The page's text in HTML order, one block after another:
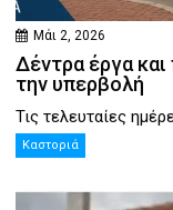
Μάι 2, 2026
Δέντρα έργα
την υπερβολή
Τις τελευταίες
Καστοριά